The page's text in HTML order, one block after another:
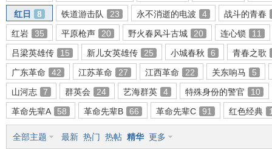
画
红日
8 铁道游击队 23 永不消逝的电波 4
战斗的青春
红岩
35 平原枪声 20 野火春风斗古城 20 连心锁
11
吕梁英雄传
15 新儿女英雄传 25 小城春秋 6
青春之歌
广东革命
42 江苏革命 27 江西革命 22 关东响马
5
山河志
7 群英会 24 艺海群英 4 特殊身份的警官
10
革命先辈A
58 革命先辈B 66 革命先辈C 91 红色经典
全部主题 最新 热门 热帖 精华 更多